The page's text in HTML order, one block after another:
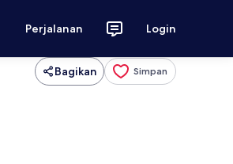
Perjalanan Login
Bagikan Simpan